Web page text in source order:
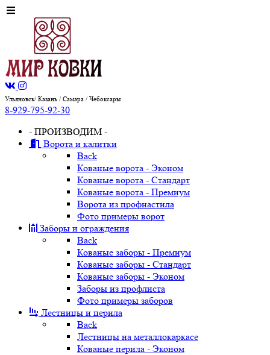
Ульяновск/ Казань / Самара / Чебоксары
8-929-795-92-30
- ПРОИЗВОДИМ -
Ворота и калитки
Back
Кованые ворота - Эконом
Кованые ворота - Стандарт
Кованые ворота - Премиум
Ворота из профнастила
Фото примеры ворот
Заборы и ограждения
Back
Кованые заборы - Премиум
Кованые заборы - Стандарт
Кованые заборы - Эконом
Заборы из профлиста
Фото примеры заборов
Лестницы и перила
Back
Лестницы на металлокаркасе
Кованые перила - Эконом